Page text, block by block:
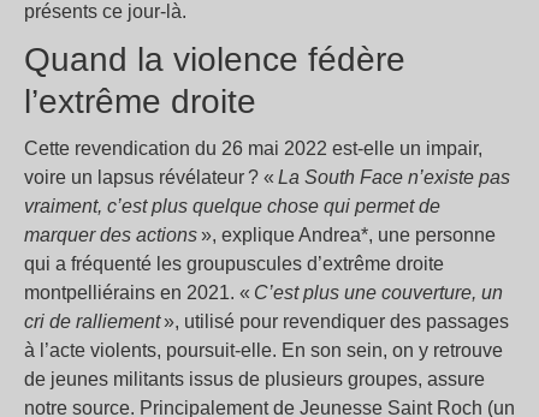
présents ce jour-là.
Quand la violence fédère
l’extrême droite
Cette revendication du 26 mai 2022 est-elle un impair,
voire un lapsus révélateur ? « La South Face n’existe pas
vraiment, c’est plus quelque chose qui permet de
marquer des actions», explique Andrea*, une personne
qui a fréquenté les groupuscules d’extrême droite
montpelliérains en 2021. « C’est plus une couverture, un
cri de ralliement», utilisé pour revendiquer des passages
à l’acte violents, poursuit-elle. En son sein, on y retrouve
de jeunes militants issus de plusieurs groupes, assure
notre source. Principalement de Jeunesse Saint Roch (un